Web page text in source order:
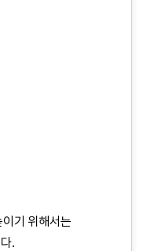
기 위해서는
.